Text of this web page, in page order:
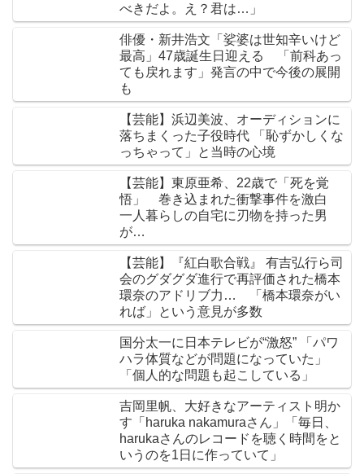
べきだよ。え？君は…」
俳優・新井浩文「娑婆は世知辛いけど
最高」47歳誕生日迎える 「前科あっ
ても戻れます」発言の中で今後の展開
も
【芸能】浜辺美波、オーディションに
落ちまくった子役時代 「恥ずかしくな
っちゃって」と当時の心境
【芸能】東原亜希、22歳で「死を覚
悟」 巻き込まれた衝撃事件を激白
一人暮らしの自宅に刃物を持った男
が…
【芸能】『紅白歌合戦』 有吉弘行ら司
会のグダグダ進行で再評価された橋本
環奈のアドリブ力… 「橋本環奈がい
れば」という意見が多数
国分太一に日本テレビが“激怒” 「パワ
ハラ体質などが問題になっていた」
「個人的な問題も起こしている」
吉岡里帆、大好きなアーティスト明か
す「haruka nakamuraさん」「毎日、
harukaさんのレコードを聴く時間をと
いうのを1日に作っていて」